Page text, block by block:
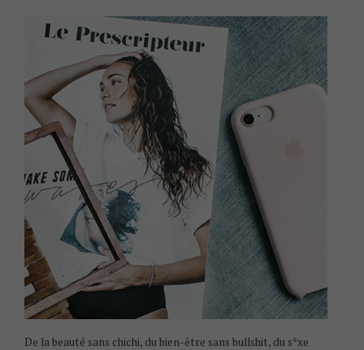
De la beauté sans chichi, du bien-être sans bullshit, du s*xe